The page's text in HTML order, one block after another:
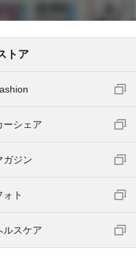
トア
ーシェア
ガジン
ォト
ルスケア